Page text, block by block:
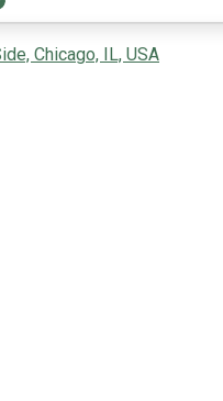
Chicago, IL, USA